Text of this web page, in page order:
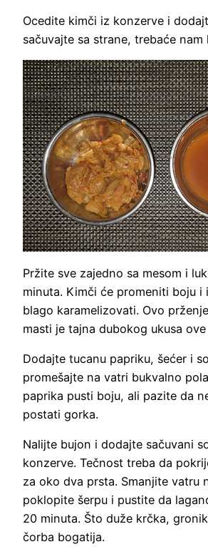
Ocedite kimči iz konzerve i
sačuvajte sa strane, trebaće nam
Pržite sve zajedno sa mesom i
minuta. Kimči će promeniti boju i
blago karamelizovati. Ovo
masti je tajna dubokog ukusa
Dodajte tucanu papriku, šećer i
promešajte na vatri bukvalno
paprika pusti boju, ali pazite da
postati gorka.
Nalijte bujon i dodajte sačuvani
konzerve. Tečnost treba da
za oko dva prsta. Smanjite vatru
poklopite šerpu i pustite da
20 minuta. Što duže krčka,
čorba bogatija.